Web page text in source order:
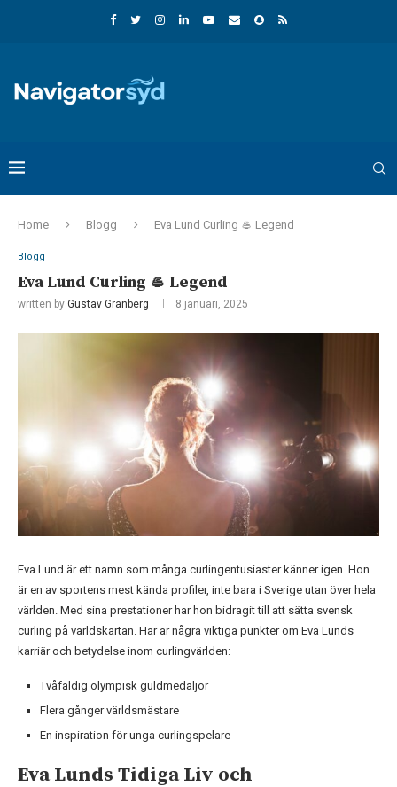
Home Blogg Eva Lund Curling 🥌 Legend
Blogg
Eva Lund Curling 🥌 Legend
written by Gustav Granberg 8 januari, 2025
Eva Lund är ett namn som många curlingentusiaster känner igen. Hon
är en av sportens mest kända profiler, inte bara i Sverige utan över hela
världen. Med sina prestationer har hon bidragit till att sätta svensk
curling på världskartan. Här är några viktiga punkter om Eva Lunds
karriär och betydelse inom curlingvärlden:
Tvåfaldig olympisk guldmedaljör
Flera gånger världsmästare
En inspiration för unga curlingspelare
Eva Lunds Tidiga Liv och